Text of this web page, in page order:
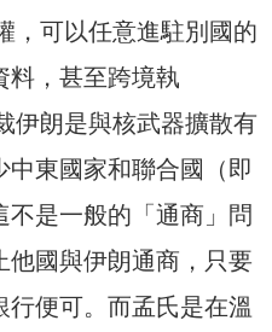
，可以任意進駐別國的
料，甚至跨境執
伊朗是與核武器擴散有
東國家和聯合國（即
是一般的「通商」問
他國與伊朗通商，只要
便可。而孟氏是在溫